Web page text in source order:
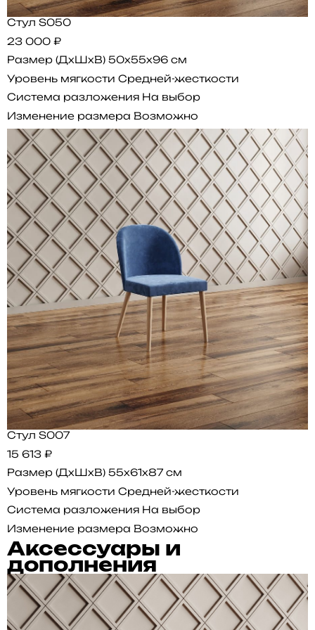
Стул S050
23 000 ₽
Размер (ДхШхВ) 50x55x96 см
Уровень мягкости Средней-жесткости
Система разложения На выбор
Изменение размера Возможно
Стул S007
15 613 ₽
Размер (ДхШхВ) 55x61x87 см
Уровень мягкости Средней-жесткости
Система разложения На выбор
Изменение размера Возможно
Аксессуары и
дополнения